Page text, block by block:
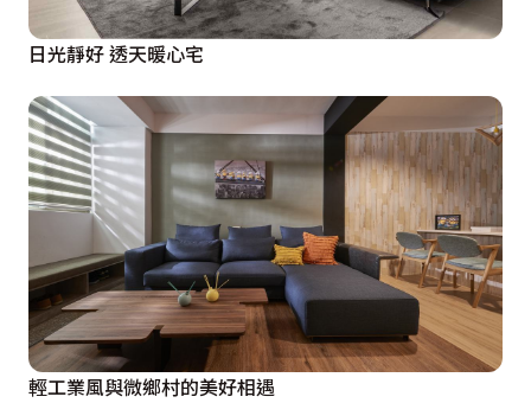
日光靜好 透天暖心宅
輕工業風與微鄉村的美好相遇